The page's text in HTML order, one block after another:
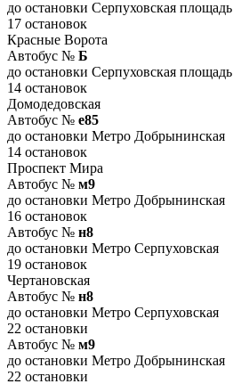
до остановки Серпуховская площадь
17 остановок
Красные Ворота
Автобус № Б
до остановки Серпуховская площадь
14 остановок
Домодедовская
Автобус № е85
до остановки Метро Добрынинская
14 остановок
Проспект Мира
Автобус № м9
до остановки Метро Добрынинская
16 остановок
Автобус № н8
до остановки Метро Серпуховская
19 остановок
Чертановская
Автобус № н8
до остановки Метро Серпуховская
22 остановки
Автобус № м9
до остановки Метро Добрынинская
22 остановки